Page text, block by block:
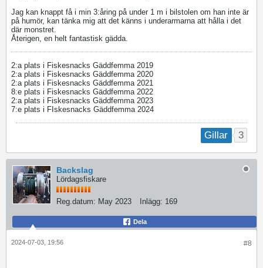
Jag kan knappt få i min 3:åring på under 1 m i bilstolen om han inte är
på humör, kan tänka mig att det känns i underarmarna att hålla i det
där monstret.
Återigen, en helt fantastisk gädda.
2:a plats i Fiskesnacks Gäddfemma 2019
2:a plats i Fiskesnacks Gäddfemma 2020
2:a plats i Fiskesnacks Gäddfemma 2021
8:e plats i Fiskesnacks Gäddfemma 2022
2:a plats i Fiskesnacks Gäddfemma 2023
7:e plats i FIskesnacks Gäddfemma 2024
Gillar 3
Backslag
Lördagsfiskare
Reg.datum: May 2023 Inlägg: 169
Dela
#8
2024-07-03, 19:56